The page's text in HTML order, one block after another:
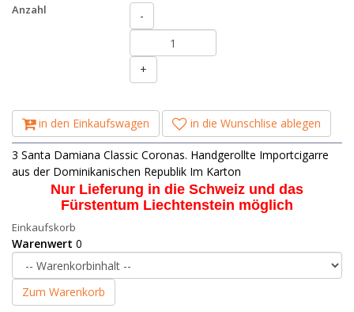
Anzahl -
+
in den Einkaufswagen in die Wunschlise ablegen
3 Santa Damiana Classic Coronas. Handgerollte Importcigarre
aus der Dominikanischen Republik Im Karton
Nur Lieferung in die Schweiz und das
Fürstentum Liechtenstein möglich
Einkaufskorb
Warenwert 0
Zum Warenkorb